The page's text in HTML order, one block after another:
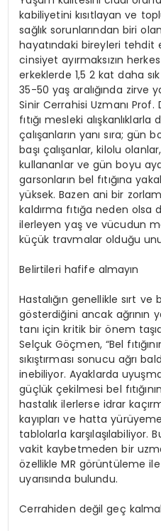
kabiliyetini kısıtlayan ve
sağlık sorunlarından biri
hayatındaki bireyleri tehdit
cinsiyet ayırmaksızın
erkeklerde 1,5 2 kat daha
35-50 yaş aralığında zirve
Sinir Cerrahisi Uzmanı Prof.
fıtığı mesleki
çalışanların yanı sıra; gün
başı çalışanlar, kilolu
kullananlar ve gün boyu
garsonların bel fıtığına
yüksek. Bazen ani bir
kaldırma fıtığa neden
ilerleyen yaş ve vücudun
küçük travmalar olduğu
Belirtileri hafife almayın
Hastalığın genellikle sırt ve
gösterdiğini ancak ağrının
tanı için kritik bir önem
Selçuk Göçmen, “Bel
sıkıştırması sonucu ağrı
inebiliyor. Ayaklarda
güçlük çekilmesi bel
hastalık ilerlerse idrar
kayıpları ve hatta
tablolarla karşılaşılabiliyor.
vakit kaybetmeden bir
özellikle MR görüntüleme
uyarısında bulundu.
Cerrahiden değil geç